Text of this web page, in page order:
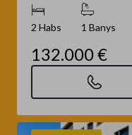
2 Habs 1 Banys
132.000 €